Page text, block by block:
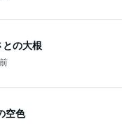
との大根
空色